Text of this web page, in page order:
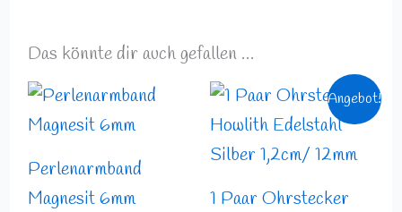
Das könnte dir auch gefallen …
Perlenarmband
Magnesit 6mm
Preisspanne:
Angebot!
1 Paar Ohrstecker
Ursprünglicher
Preis
war:
10,49 €
Aktueller
Preis
ist:
9,44 €.